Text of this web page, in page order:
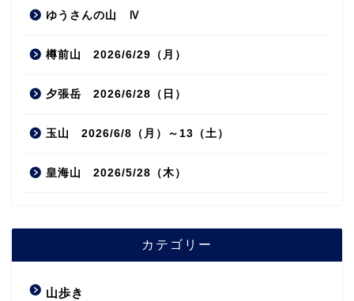
ゆうさんの山 Ⅳ
樽前山 2026/6/29（月）
夕張岳 2026/6/28（日）
玉山 2026/6/8（月）～13（土）
皇海山 2026/5/28（木）
カテゴリー
山歩き